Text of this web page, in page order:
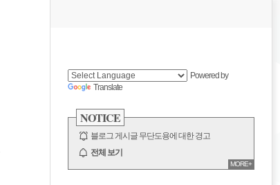
션
Powered by
Translate
NOTICE
블로그 게시글 무단도용에 대한 경고
전체 보기
MORE+